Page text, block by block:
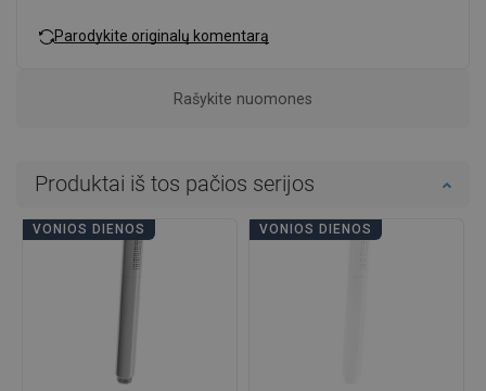
Parodykite originalų komentarą
Rašykite nuomones
Produktai iš tos pačios serijos
VONIOS DIENOS VONIOS DIENOS